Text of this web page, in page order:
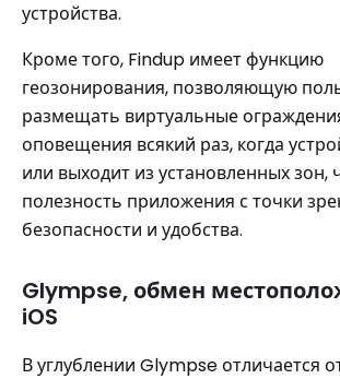
устройства.
Кроме того, Findup имеет функцию
геозонирования, позволяющую
размещать виртуальные
оповещения всякий раз, когда
или выходит из установленных
полезность приложения с точки
безопасности и удобства.
Glympse, обмен
iOS
В углублении Glympse отличается